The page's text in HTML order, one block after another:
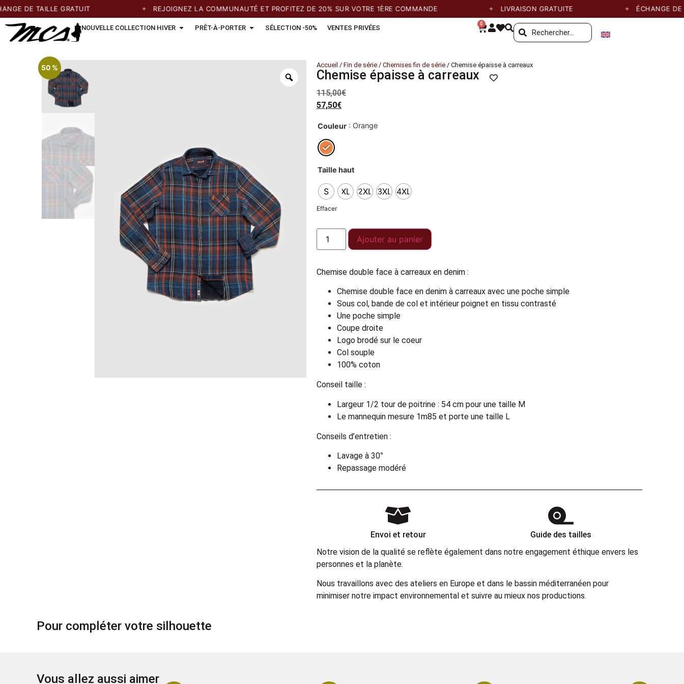
DE TAILLE GRATUIT REJOIGNEZ LA COMMUNAUTÉ ET PROFITEZ DE 20% SUR VOTRE 1ÈRE COMMANDE LIVRAISON GRATUITE ÉCHANGE DE
NOUVELLE COLLECTION HIVER PRÊT-À-PORTER SÉLECTION -50% VENTES PRIVÉES
0
50 % Accueil / Fin de série / Chemises fin de série / Chemise épaisse à carreaux
Chemise épaisse à carreaux
115,00€
57,50€
Couleur : Orange
Taille haut
S XL 2XL 3XL 4XL
Effacer
Ajouter au panier
Chemise double face à carreaux en denim :
Chemise double face en denim à carreaux avec une poche simple
Sous col, bande de col et intérieur poignet en tissu contrasté
Une poche simple
Coupe droite
Logo brodé sur le coeur
Col souple
100% coton
Conseil taille :
Largeur 1/2 tour de poitrine : 54 cm pour une taille M
Le mannequin mesure 1m85 et porte une taille L
Conseils d’entretien :
Lavage à 30°
Repassage modéré
Envoi et retour
Guide des tailles
Notre vision de la qualité se reflète également dans notre engagement éthique envers les
personnes et la planète.
Nous travaillons avec des ateliers en Europe et dans le bassin méditerranéen pour
minimiser notre impact environnemental et suivre au mieux nos productions.
Pour compléter votre silhouette
Vous allez aussi aimer